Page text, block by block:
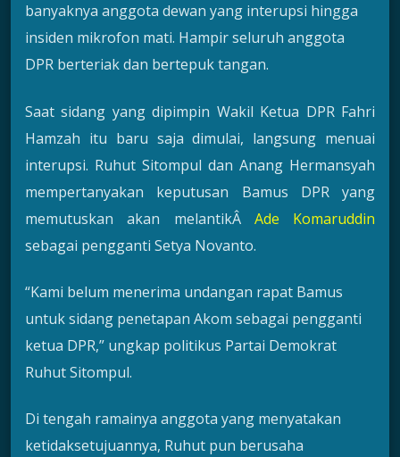
banyaknya anggota dewan yang interupsi hingga
insiden mikrofon mati. Hampir seluruh anggota
DPR berteriak dan bertepuk tangan.
Saat sidang yang dipimpin Wakil Ketua DPR Fahri
Hamzah itu baru saja dimulai, langsung menuai
interupsi. Ruhut Sitompul dan Anang Hermansyah
mempertanyakan keputusan Bamus DPR yang
memutuskan akan melantikÂ Ade Komaruddin
sebagai pengganti Setya Novanto.
“Kami belum menerima undangan rapat Bamus
untuk sidang penetapan Akom sebagai pengganti
ketua DPR,” ungkap politikus Partai Demokrat
Ruhut Sitompul.
Di tengah ramainya anggota yang menyatakan
ketidaksetujuannya, Ruhut pun berusaha